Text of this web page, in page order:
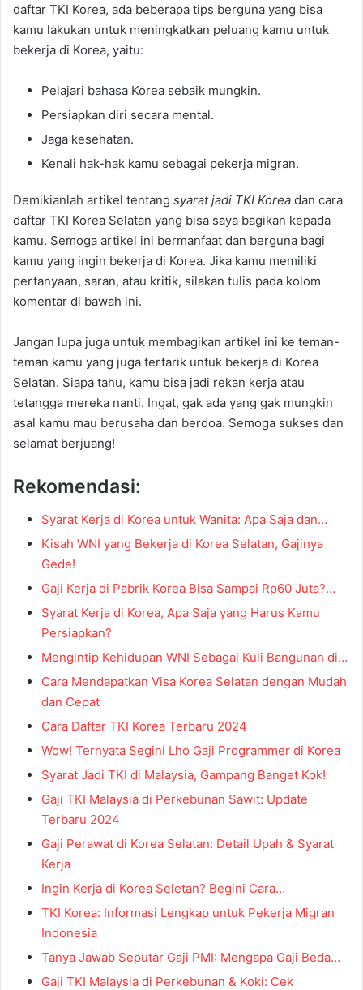
daftar TKI Korea, ada beberapa tips berguna yang bisa
kamu lakukan untuk meningkatkan peluang kamu untuk
bekerja di Korea, yaitu:
Pelajari bahasa Korea sebaik mungkin.
Persiapkan diri secara mental.
Jaga kesehatan.
Kenali hak-hak kamu sebagai pekerja migran.
Demikianlah artikel tentang syarat jadi TKI Korea dan cara
daftar TKI Korea Selatan yang bisa saya bagikan kepada
kamu. Semoga artikel ini bermanfaat dan berguna bagi
kamu yang ingin bekerja di Korea. Jika kamu memiliki
pertanyaan, saran, atau kritik, silakan tulis pada kolom
komentar di bawah ini.
Jangan lupa juga untuk membagikan artikel ini ke teman-
teman kamu yang juga tertarik untuk bekerja di Korea
Selatan. Siapa tahu, kamu bisa jadi rekan kerja atau
tetangga mereka nanti. Ingat, gak ada yang gak mungkin
asal kamu mau berusaha dan berdoa. Semoga sukses dan
selamat berjuang!
Rekomendasi:
Syarat Kerja di Korea untuk Wanita: Apa Saja dan…
Kisah WNI yang Bekerja di Korea Selatan, Gajinya
Gede!
Gaji Kerja di Pabrik Korea Bisa Sampai Rp60 Juta?…
Syarat Kerja di Korea, Apa Saja yang Harus Kamu
Persiapkan?
Mengintip Kehidupan WNI Sebagai Kuli Bangunan di…
Cara Mendapatkan Visa Korea Selatan dengan Mudah
dan Cepat
Cara Daftar TKI Korea Terbaru 2024
Wow! Ternyata Segini Lho Gaji Programmer di Korea
Syarat Jadi TKI di Malaysia, Gampang Banget Kok!
Gaji TKI Malaysia di Perkebunan Sawit: Update
Terbaru 2024
Gaji Perawat di Korea Selatan: Detail Upah & Syarat
Kerja
Ingin Kerja di Korea Seletan? Begini Cara…
TKI Korea: Informasi Lengkap untuk Pekerja Migran
Indonesia
Tanya Jawab Seputar Gaji PMI: Mengapa Gaji Beda…
Gaji TKI Malaysia di Perkebunan & Koki: Cek